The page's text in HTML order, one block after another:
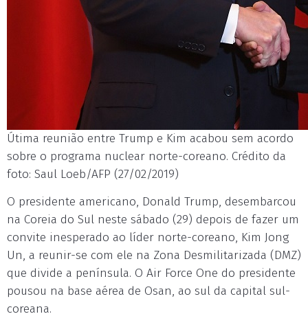
Útima reunião entre Trump e Kim acabou sem acordo
sobre o programa nuclear norte-coreano. Crédito da
foto: Saul Loeb/AFP (27/02/2019)
O presidente americano, Donald Trump, desembarcou
na Coreia do Sul neste sábado (29) depois de fazer um
convite inesperado ao líder norte-coreano, Kim Jong
Un, a reunir-se com ele na Zona Desmilitarizada (DMZ)
que divide a península. O Air Force One do presidente
pousou na base aérea de Osan, ao sul da capital sul-
coreana.